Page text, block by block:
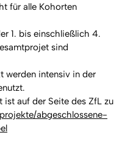
für alle Kohorten
1. bis einschließlich 4.
sind
werden intensiv in der
auf der Seite des ZfL zu
abgeschlossene-